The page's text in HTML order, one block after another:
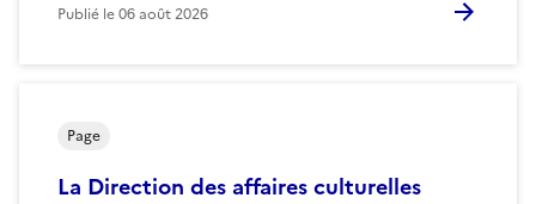
Publié le06 août 2026
La Direction des affaires culturelles
Page